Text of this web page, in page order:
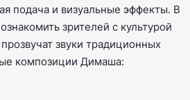
подача и визуальные эффекты. В
зрителей с культурой
звуки традиционных
композиции Димаша: